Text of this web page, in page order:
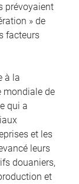
prévoyaient
» de
facteurs
à la
mondiale de
qui a
et les
leurs
douaniers,
et